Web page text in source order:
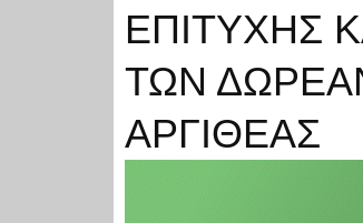
ΕΠΙΤΥΧΗΣ
ΤΩΝ
ΑΡΓΙΘΕΑΣ